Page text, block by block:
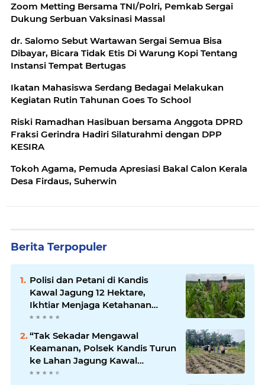
Zoom Metting Bersama TNI/Polri, Pemkab Sergai
Dukung Serbuan Vaksinasi Massal
dr. Salomo Sebut Wartawan Sergai Semua Bisa
Dibayar, Bicara Tidak Etis Di Warung Kopi Tentang
Instansi Tempat Bertugas
Ikatan Mahasiswa Serdang Bedagai Melakukan
Kegiatan Rutin Tahunan Goes To School
Riski Ramadhan Hasibuan bersama Anggota DPRD
Fraksi Gerindra Hadiri Silaturahmi dengan DPP
KESIRA
Tokoh Agama, Pemuda Apresiasi Bakal Calon Kerala
Desa Firdaus, Suherwin
Berita Terpopuler
Polisi dan Petani di Kandis
Kawal Jagung 12 Hektare,
Ikhtiar Menjaga Ketahanan
Pangan
“Tak Sekadar Mengawal
Keamanan, Polsek Kandis Turun
ke Lahan Jagung Kawal
Ketahanan Pangan